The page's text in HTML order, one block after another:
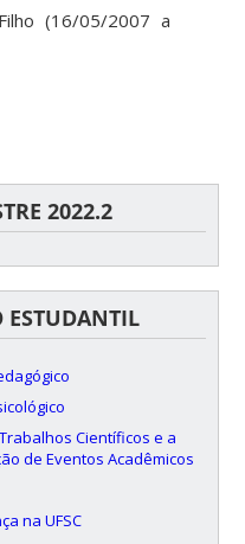
(16/05/2007 a
2022.2
ESTUDANTIL
Científicos e a
de Eventos Acadêmicos
na UFSC